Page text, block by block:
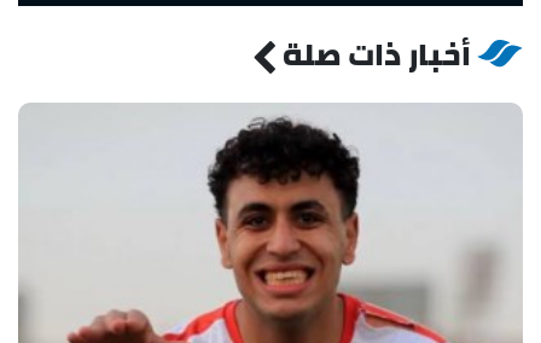
أخبار ذات صلة